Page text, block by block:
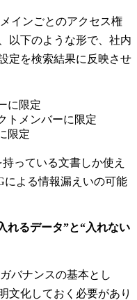
インごとのアクセス権
以下のような形で、社内
定を検索結果に反映させ
に限定
トメンバーに限定
限定
っている文書しか使え
による情報漏えいの可能
れるデータ”と“入れない
バナンスの基本とし
文化しておく必要があり